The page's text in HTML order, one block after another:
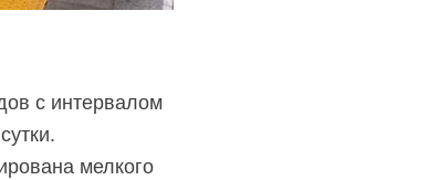
с интервалом
мелкого